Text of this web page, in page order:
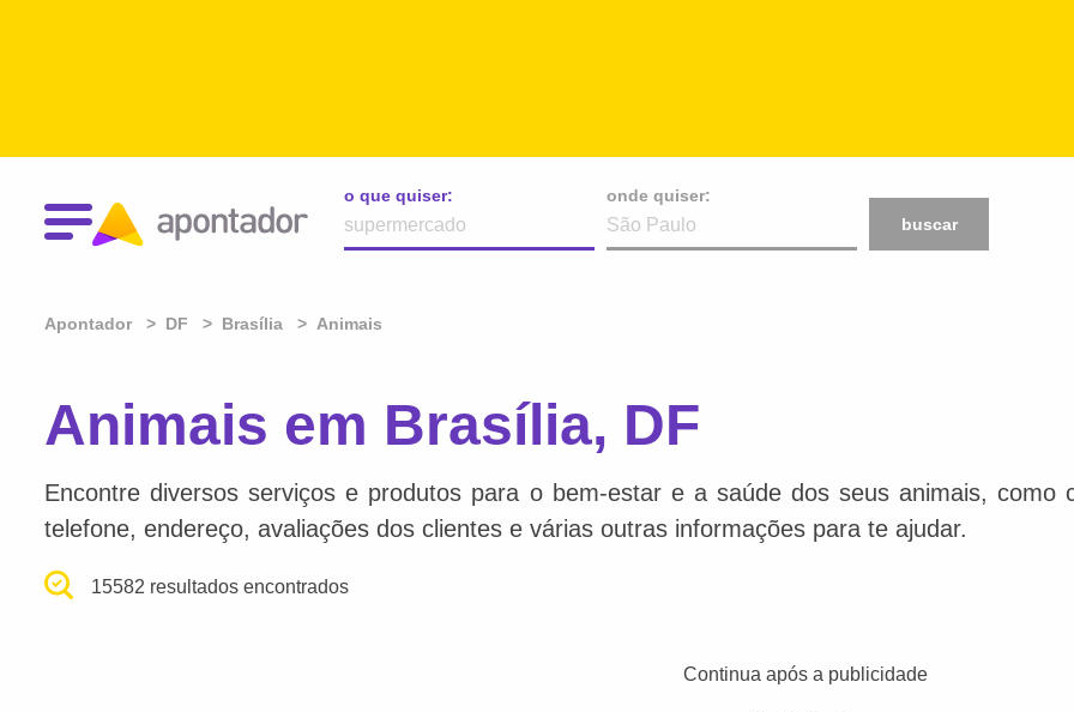
o que quiser:
onde quiser:
buscar
Apontador DF Brasília Animais
Animais em Brasília, DF
Encontre diversos serviços e produtos para o bem-estar e a saúde dos seus animais, como
telefone, endereço, avaliações dos clientes e várias outras informações para te ajudar.
15582 resultados encontrados
Continua após a publicidade